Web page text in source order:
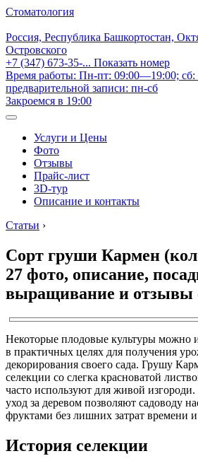
Стоматология
Россия, Республика Башкортостан,
Островского
+7 (347) 673-35-... Показать номер
Время работы: Пн-пт: 09:00—19:00;
предварительной записи: пн-сб
Закроемся в 19:00
Услуги и Цены
Фото
Отзывы
Прайс-лист
3D-тур
Описание и контакты
Статьи ›
Сорт груши Кармен
27 фото, описание,
выращивание и отзывы
Некоторые плодовые культуры можно
в практичных целях для получения
декорирования своего сада. Грушу
селекции со слегка красноватой
часто используют для живой
уход за деревом позволяют садоводу
фруктами без лишних затрат времени
История селекции